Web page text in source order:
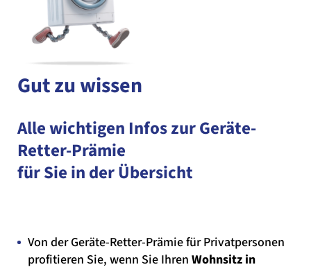
Gut zu wissen
Alle wichtigen Infos zur Geräte-
Retter-Prämie
für Sie in der Übersicht
Von der Geräte-Retter-Prämie für Privatpersonen
profitieren Sie, wenn Sie Ihren Wohnsitz in